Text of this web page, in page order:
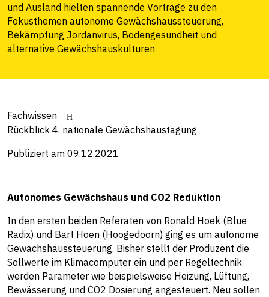
und Ausland hielten spannende Vorträge zu den
Fokusthemen autonome Gewächshaussteuerung,
Bekämpfung Jordanvirus, Bodengesundheit und
alternative Gewächshauskulturen
Fachwissen
Rückblick 4. nationale Gewächshaustagung
Publiziert am 09.12.2021
Autonomes Gewächshaus und CO2 Reduktion
In den ersten beiden Referaten von Ronald Hoek (Blue
Radix) und Bart Hoen (Hoogedoorn) ging es um autonome
Gewächshaussteuerung. Bisher stellt der Produzent die
Sollwerte im Klimacomputer ein und per Regeltechnik
werden Parameter wie beispielsweise Heizung, Lüftung,
Bewässerung und CO2 Dosierung angesteuert. Neu sollen